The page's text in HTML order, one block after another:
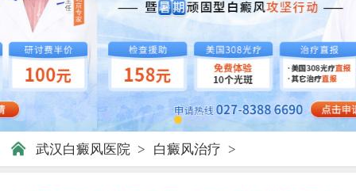
武汉白癜风医院 > 白癜风治疗 >